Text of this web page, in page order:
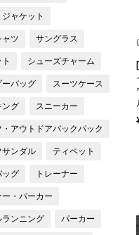
ャケット
ャツ サングラス
シューズチャーム
ーバッグ スーツケース
ング スニーカー
・アウトドアバックパック
サンダル ティペット
ッグ トレーナー
ー・パーカー
ランニング パーカー